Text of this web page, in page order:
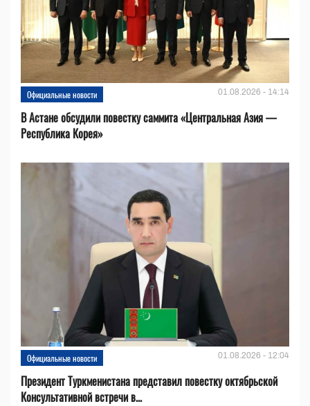
Официальные новости 01.08.2026 - 14:14
В Астане обсудили повестку саммита «Центральная Азия —
Республика Корея»
Официальные новости 01.08.2026 - 12:04
Президент Туркменистана представил повестку октябрьской
Консультативной встречи в...